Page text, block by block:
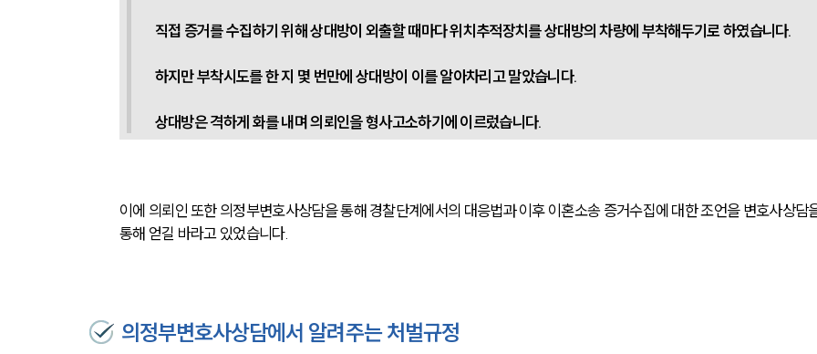
직접 증거를 수집하기 위해 상대방이 외출할 때마다 위치추적장치를 상대방의 차량에 부착해두기로 하였습니다.
하지만 부착시도를 한 지 몇 번만에 상대방이 이를 알아차리고 말았습니다.
상대방은 격하게 화를 내며 의뢰인을 형사고소하기에 이르렀습니다.
이에 의뢰인 또한 의정부변호사상담을 통해 경찰단계에서의 대응법과 이후 이혼소송 증거수집에 대한 조언을 변호사상담
통해 얻길 바라고 있었습니다.
의정부변호사상담에서 알려주는 처벌규정